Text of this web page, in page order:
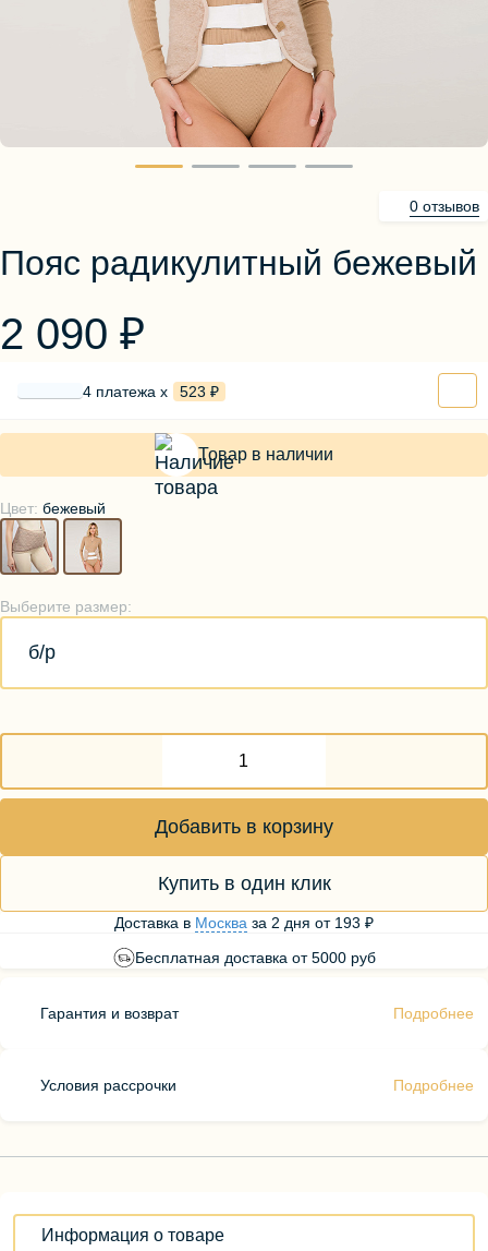
Блузы, толстовки
Пояс радикулитный бежевый
0 отзывов
Цвет: бежевый
Выберите размер:
б/р
2 090 ₽
4 платежа х 523 ₽
Товар в наличии
Добавить в корзину
Купить в один клик
Доставка в Москва за 2 дня от 193 ₽
Бесплатная доставка от 5000 руб
Гарантия и возврат Подробнее
Условия рассрочки Подробнее
Информация о товаре